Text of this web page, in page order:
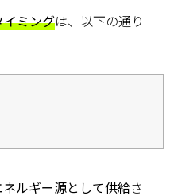
ミングは、以下の通り
ネルギー源として供給さ